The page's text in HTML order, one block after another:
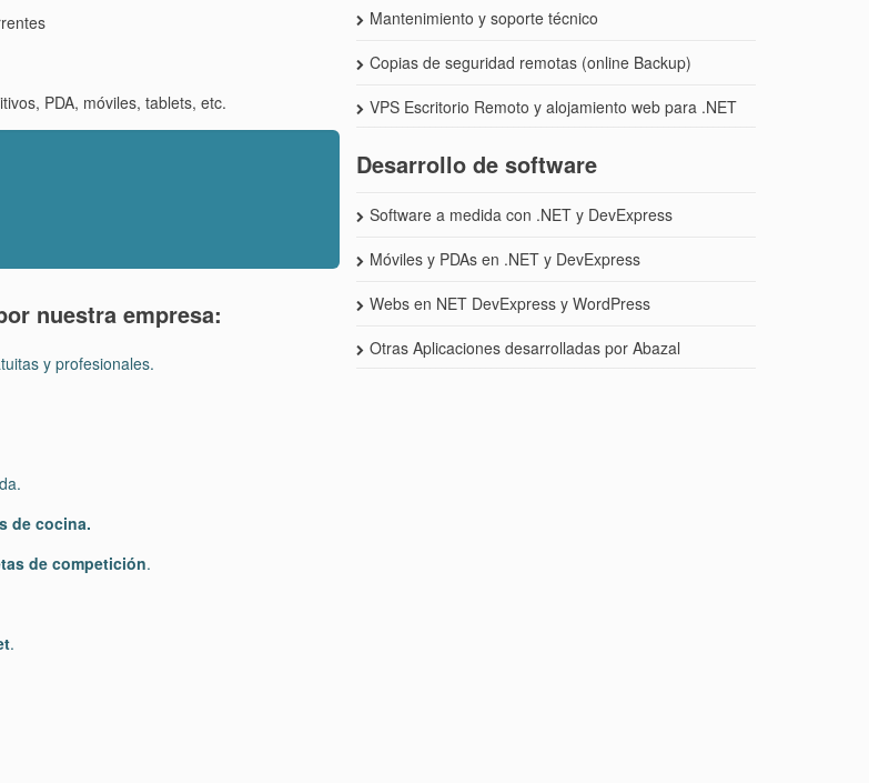
PDA, móviles, tablets, etc.
nuestra empresa:
y profesionales.
de cocina.
de competición.
.
Mantenimiento y soporte técnico
Copias de seguridad remotas (online Backup)
VPS Escritorio Remoto y alojamiento web para .NET
Desarrollo de software
Software a medida con .NET y DevExpress
Móviles y PDAs en .NET y DevExpress
Webs en NET DevExpress y WordPress
Otras Aplicaciones desarrolladas por Abazal